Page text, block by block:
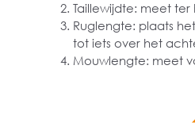
Taillewijdte: meet
Ruglengte: plaats
tot iets over het
Mouwlengte: meet